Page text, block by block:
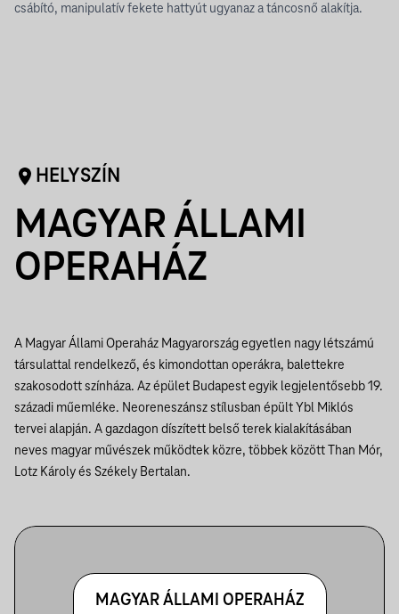
csábító, manipulatív fekete hattyút ugyanaz a táncosnő alakítja.
HELYSZÍN
MAGYAR ÁLLAMI
OPERAHÁZ
A Magyar Állami Operaház Magyarország egyetlen nagy létszámú
társulattal rendelkező, és kimondottan operákra, balettekre
szakosodott színháza. Az épület Budapest egyik legjelentősebb 19.
századi műemléke. Neoreneszánsz stílusban épült Ybl Miklós
tervei alapján. A gazdagon díszített belső terek kialakításában
neves magyar művészek működtek közre, többek között Than Mór,
Lotz Károly és Székely Bertalan.
MAGYAR ÁLLAMI OPERAHÁZ